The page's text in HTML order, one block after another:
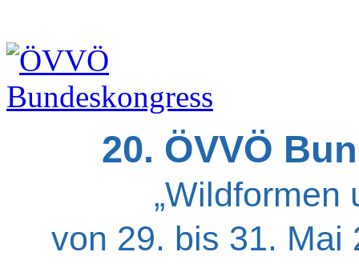
20. ÖVVÖ
„Wildformen
von 29. bis 31. Mai